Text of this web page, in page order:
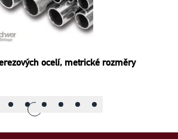
ocelí, metrické rozměry